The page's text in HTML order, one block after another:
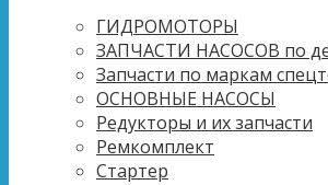
ГИДРОМОТОРЫ
ЗАПЧАСТИ НАСОСОВ по
Запчасти по маркам
ОСНОВНЫЕ НАСОСЫ
Редукторы и их запчасти
Ремкомплект
Стартер